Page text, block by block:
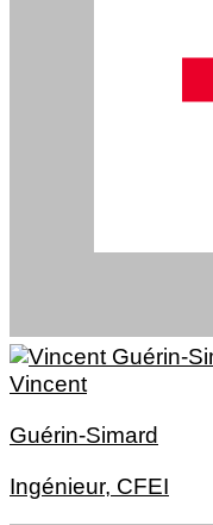
Vincent
Guérin-Simard
Ingénieur, CFEI